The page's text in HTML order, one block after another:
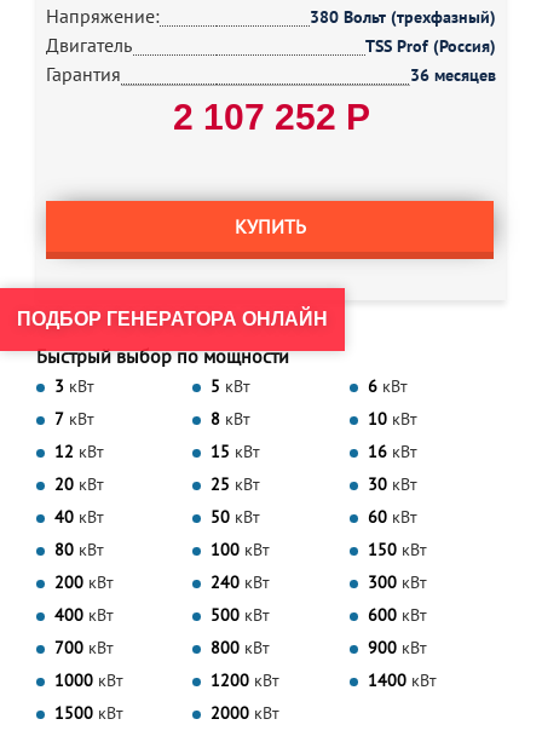
Напряжение: 380 Вольт (трехфазный)
Двигатель TSS Prof (Россия)
Гарантия 36 месяцев
2 107 252 Р
КУПИТЬ
Быстрый выбор по мощности
3 кВт 5 кВт 6 кВт
7 кВт 8 кВт 10 кВт
12 кВт 15 кВт 16 кВт
20 кВт 25 кВт 30 кВт
40 кВт 50 кВт 60 кВт
80 кВт 100 кВт 150 кВт
200 кВт 240 кВт 300 кВт
400 кВт 500 кВт 600 кВт
700 кВт 800 кВт 900 кВт
1000 кВт 1200 кВт 1400 кВт
1500 кВт 2000 кВт
ПОДБОР ГЕНЕРАТОРА ОНЛАЙН